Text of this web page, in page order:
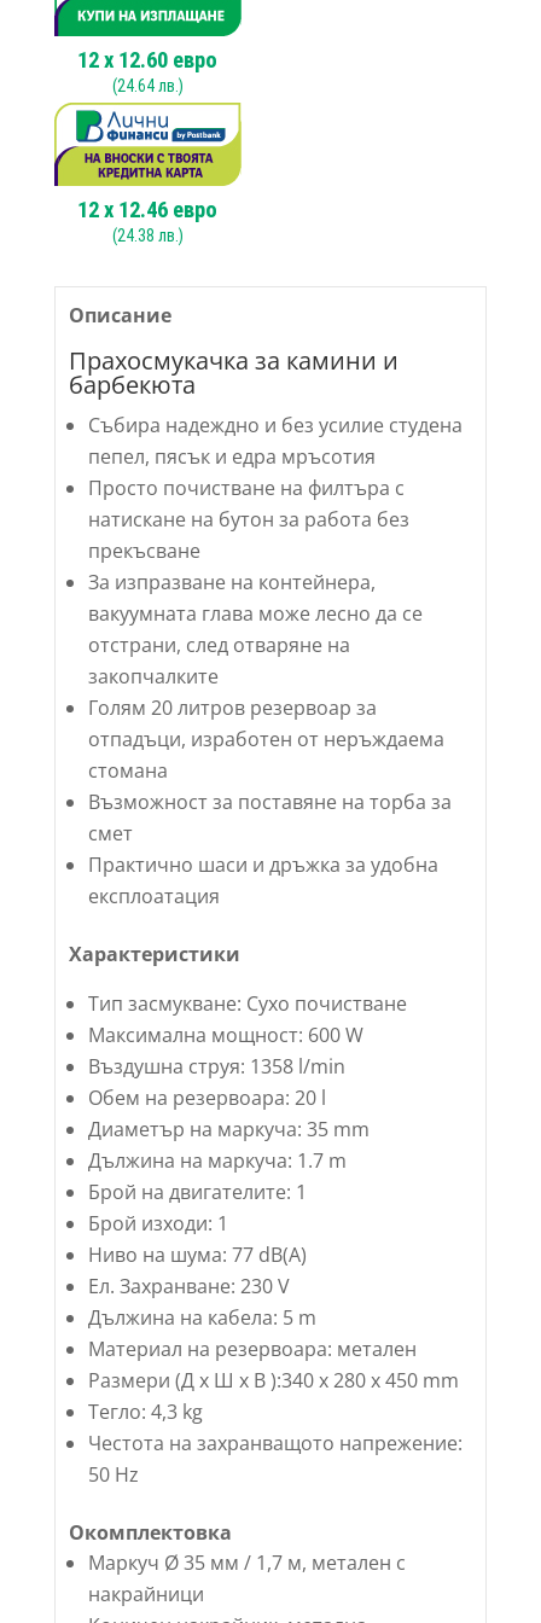
12x 12.60 евро
(24.64лв.)
12x 12.46 евро
(24.38 лв.)
Описание
Прахосмукачка за камини и
барбекюта
Събира надеждно и без усилие студена
пепел, пясък и едра мръсотия
Просто почистване на филтъра с
натискане на бутон за работа без
прекъсване
За изпразване на контейнера,
вакуумната глава може лесно да се
отстрани, след отваряне на
закопчалките
Голям 20 литров резервоар за
отпадъци, изработен от неръждаема
стомана
Възможност за поставяне на торба за
смет
Практично шаси и дръжка за удобна
експлоатация
Характеристики
Тип засмукване: Сухо почистване
Максимална мощност: 600 W
Въздушна струя: 1358 l/min
Обем на резервоара: 20 l
Диаметър на маркуча: 35 mm
Дължина на маркуча: 1.7 m
Брой на двигателите: 1
Брой изходи: 1
Ниво на шума: 77 dB(A)
Ел. Захранване: 230 V
Дължина на кабела: 5 m
Материал на резервоара: метален
Размери (Д х Ш х В ):340 x 280 x 450 mm
Тегло: 4,3 kg
Честота на захранващото напрежение:
50 Hz
Окомплектовка
Маркуч Ø 35 мм / 1,7 м, метален с
накрайници